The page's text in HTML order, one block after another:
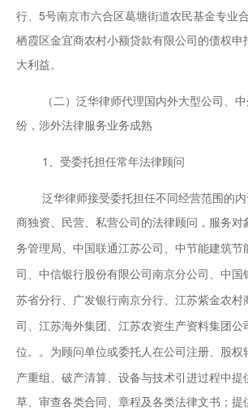
行、5号南京市六合区葛塘街道农民基金专业
栖霞区金宜商农村小额贷款有限公司的债权申
大利益。
（二）泛华律师代理国内外大型公司、
纷，涉外法律服务业务成熟
1、受委托担任常年法律顾问
泛华律师接受委托担任不同经营范围的
商独资、民营、私营公司的法律顾问， 服务对
务管理局、中国联通江苏公司、中节能建筑节
司、中信银行股份有限公司南京分公司、中国
苏省分行、广发银行南京分行、江苏紫金农村
司、江苏海外集团、江苏农资生产资料集团公
位。
。为顾问单位或委托人在公司注册、股
产重组、破产清算、设备与技术引进过程中提
草、审查各类合同、章程及各类法律文书；提